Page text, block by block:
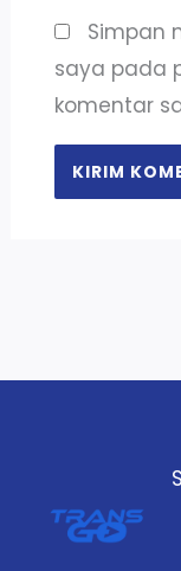
Simpan
saya pada
komentar